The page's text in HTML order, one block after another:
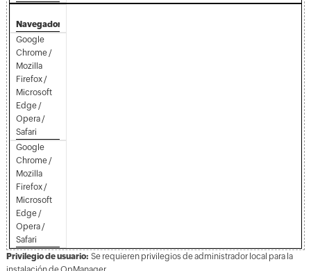
Navegadores
Google
Chrome /
Mozilla
Firefox /
Microsoft
Edge /
Opera /
Safari
Google
Chrome /
Mozilla
Firefox /
Microsoft
Edge /
Opera /
Safari
Privilegio de usuario: Se requieren privilegios de administrador local para la